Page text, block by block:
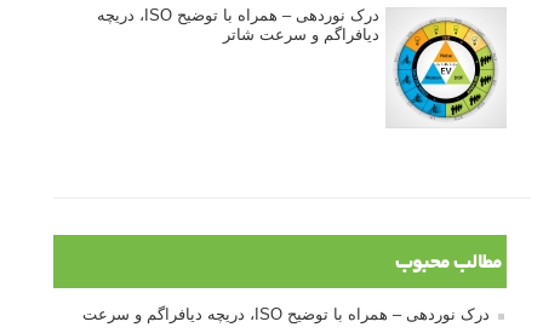
درک نوردهی – همراه با توضیح ISO، دریچه
دیافراگم و سرعت شاتر
مطالب محبوب
درک نوردهی – همراه با توضیح ISO، دریچه دیافراگم و سرعت